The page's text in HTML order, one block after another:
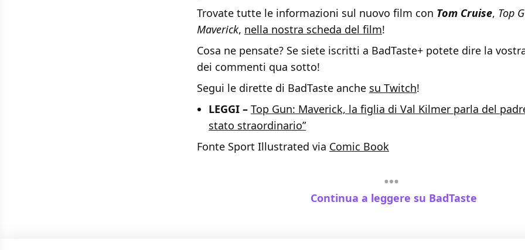
Trovate tutte le informazioni sul nuovo film con Tom Cruise, Top
Maverick, nella nostra scheda del film!
Cosa ne pensate? Se siete iscritti a BadTaste+ potete dire la
dei commenti qua sotto!
Segui le dirette di BadTaste anche su Twitch!
LEGGI – Top Gun: Maverick, la figlia di Val Kilmer parla del
stato straordinario”
Fonte Sport Illustrated via Comic Book
Continua a leggere su BadTaste